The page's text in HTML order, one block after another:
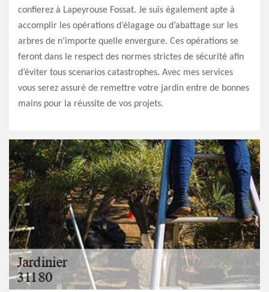
confierez à Lapeyrouse Fossat. Je suis également apte à
accomplir les opérations d’élagage ou d’abattage sur les
arbres de n’importe quelle envergure. Ces opérations se
feront dans le respect des normes strictes de sécurité afin
d’éviter tous scenarios catastrophes. Avec mes services
vous serez assuré de remettre votre jardin entre de bonnes
mains pour la réussite de vos projets.